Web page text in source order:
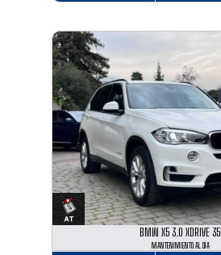
BMW X5 3.0 XDRIVE 35I
MANTENIMIENTO AL DÍA